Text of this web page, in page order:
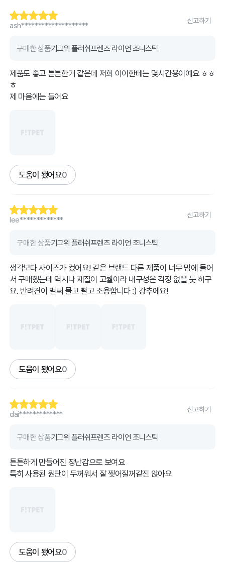
ash********************
신고하기
구매한 상품기그위 플러쉬프렌즈 라이언 조니스틱
제품도 좋고 튼튼한거 같은데 저희 아이한테는 몇시간용이예요 ㅎㅎ
ㅎ
제 마음에는 들어요
도움이 됐어요0
lee*************
신고하기
구매한 상품기그위 플러쉬프렌즈 라이언 조니스틱
생각보다 사이즈가 컸어요! 같은 브랜드 다른 제품이 너무 맘에 들어
서 구매했는데 역시나 재질이 고퀄이라 내구성은 걱정 없을 듯 하구
요. 반려견이 벌써 물고 빨고 조용합니다 :) 강추에요!
도움이 됐어요0
dai*************
신고하기
구매한 상품기그위 플러쉬프렌즈 라이언 조니스틱
튼튼하게 만들어진 장난감으로 보여요
특히 사용된 원단이 두꺼워서 잘 찢어질꺼같진 않아요
도움이 됐어요0